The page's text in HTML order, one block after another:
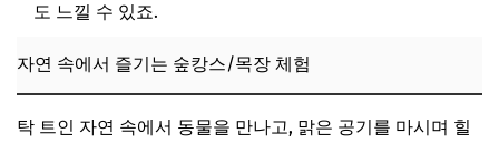
도 느낄 수 있죠.
자연 속에서 즐기는 숲캉스/목장 체험
탁 트인 자연 속에서 동물을 만나고, 맑은 공기를 마시며 힐